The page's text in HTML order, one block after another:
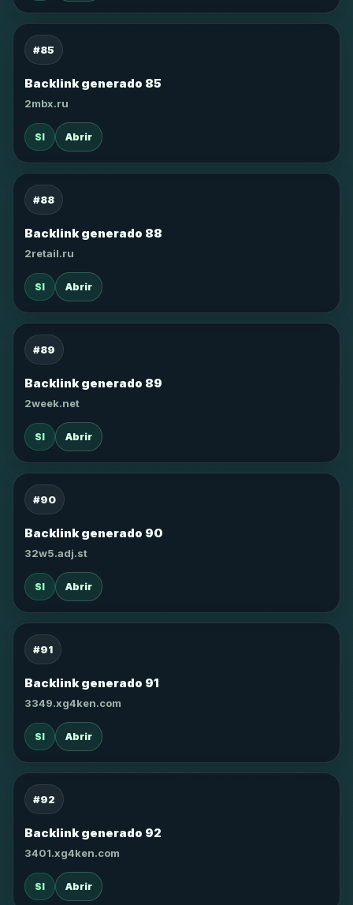
#85
Backlink generado 85
2mbx.ru
SI Abrir
#88
Backlink generado 88
2retail.ru
SI Abrir
#89
Backlink generado 89
2week.net
SI Abrir
#90
Backlink generado 90
32w5.adj.st
SI Abrir
#91
Backlink generado 91
3349.xg4ken.com
SI Abrir
#92
Backlink generado 92
3401.xg4ken.com
SI Abrir